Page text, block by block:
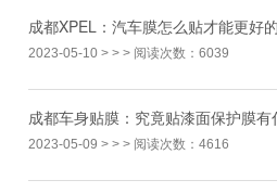
成都XPEL：汽车膜怎么贴才能更好
2023-05-10 > > > 阅读次数：6039
成都车身贴膜：究竟贴漆面保护膜有
2023-05-09 > > > 阅读次数：4616